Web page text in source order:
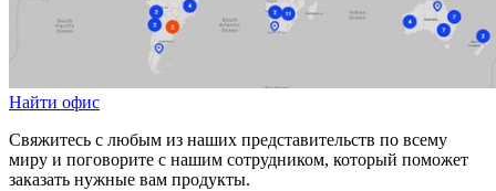
Найти офис
Свяжитесь с любым из наших представительств по всему
миру и поговорите с нашим сотрудником, который поможет
заказать нужные вам продукты.